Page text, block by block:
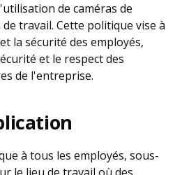
de caméras de
travail. Cette politique vise à
la sécurité des employés,
et le respect des
de l'entreprise.
à tous les employés, sous-